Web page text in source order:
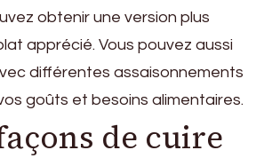
obtenir une version plus
apprécié. Vous pouvez aussi
différentes assaisonnements
goûts et besoins alimentaires.
de cuire